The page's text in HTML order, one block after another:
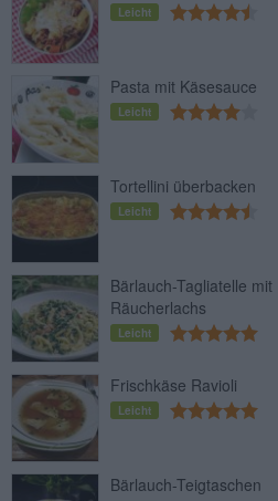
Leicht
Pasta mit Käsesauce
Leicht
Tortellini überbacken
Leicht
Bärlauch-Tagliatelle mit
Räucherlachs
Leicht
Frischkäse Ravioli
Leicht
Bärlauch-Teigtaschen